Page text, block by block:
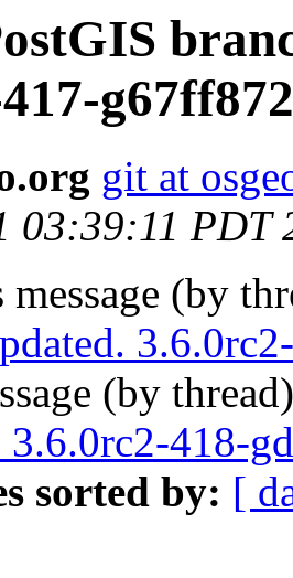
git at
03:39:11 PDT
message (by
(by
3.6.0rc2-418-
sorted by: [